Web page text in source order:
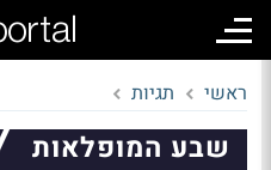
ראשי תגיות
שבע המופלאות